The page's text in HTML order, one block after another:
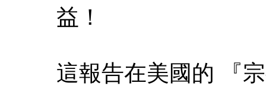
益！
這報告在美國的 『